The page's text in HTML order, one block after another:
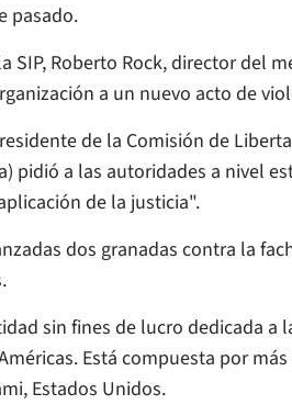
pasado.
SIP, Roberto Rock, director del
a un nuevo acto de
de la Comisión de
pidió a las autoridades a nivel
de la justicia".
dos granadas contra la
sin fines de lucro dedicada a
Está compuesta por
Estados Unidos.